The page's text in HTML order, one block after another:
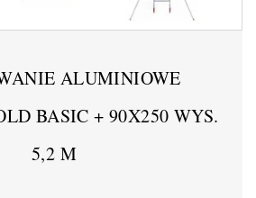
ALUMINIOWE
BASIC + 90X250 WYS.
5,2 M